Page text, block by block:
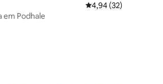
4,95 em 5 estrelas, 21avaliações
Classificação média
4,94 (32)
em Podhale